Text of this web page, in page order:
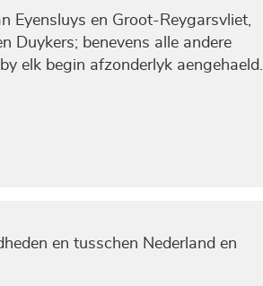
Eyensluys en Groot-Reygarsvliet,
Duykers; benevens alle andere
elk begin afzonderlyk aengehaeld.
en tusschen Nederland en